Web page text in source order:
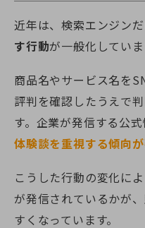
近年は、検索エンジンだ
す行動が一般化していま
商品名やサービス名を
評判を確認したうえで
す。企業が発信する公式
体験談を重視する傾向
こうした行動の変化に
が発信されているかが
すくなっています。